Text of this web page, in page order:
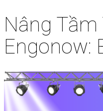
Nâng Tầm
Engonow: